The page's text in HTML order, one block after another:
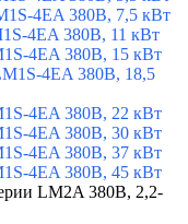
4EA 380В, 7,5 кВт
4EA 380В, 11 кВт
4EA 380В, 15 кВт
4EA 380В, 18,5
4EA 380В, 22 кВт
4EA 380В, 30 кВт
4EA 380В, 37 кВт
4EA 380В, 45 кВт
LM2A 380В, 2,2-